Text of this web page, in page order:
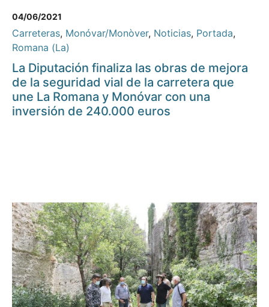
04/06/2021
Carreteras, Monóvar/Monòver, Noticias, Portada,
Romana (La)
La Diputación finaliza las obras de mejora
de la seguridad vial de la carretera que
une La Romana y Monóvar con una
inversión de 240.000 euros